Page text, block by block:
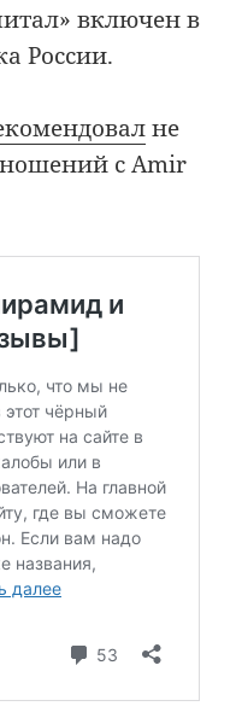
включен в
России.
не
с Amir